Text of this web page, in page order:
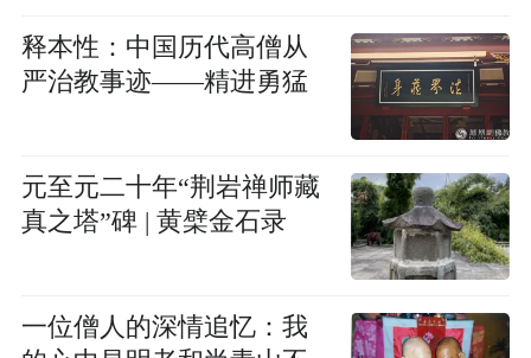
释本性：中国历代高僧从
严治教事迹——精进勇猛
元至元二十年“荆岩禅师藏
真之塔”碑 | 黄檗金石录
一位僧人的深情追忆：我